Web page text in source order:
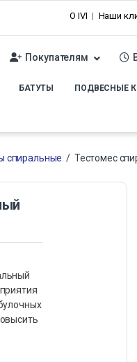
О IVI Наши
Покупателям
БАТУТЫ ПОДВЕСНЫЕ
спиральные / Тестомес